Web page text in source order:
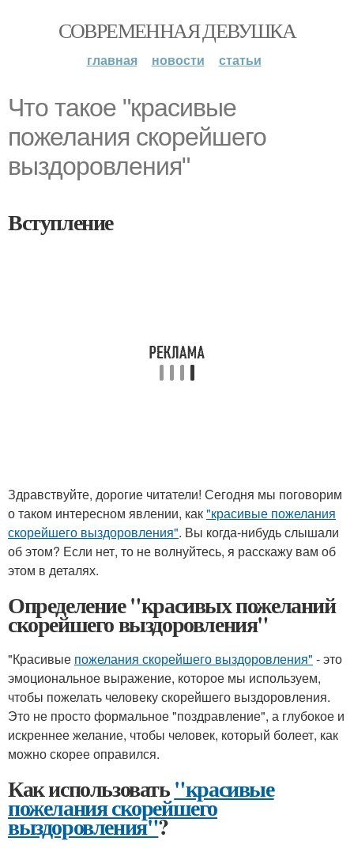
СОВРЕМЕННАЯ ДЕВУШКА
главная новости статьи
Что такое "красивые
пожелания скорейшего
выздоровления"
Вступление
Здравствуйте, дорогие читатели! Сегодня мы поговорим
о таком интересном явлении, как"красивые пожелания
скорейшего выздоровления". Вы когда-нибудь слышали
об этом? Если нет, то не волнуйтесь, я расскажу вам об
этом в деталях.
Определение "красивых пожеланий
скорейшего выздоровления"
"Красивые пожелания скорейшего выздоровления" - это
эмоциональное выражение, которое мы используем,
чтобы пожелать человеку скорейшего выздоровления.
Это не просто формальное "поздравление", а глубокое и
искреннее желание, чтобы человек, который болеет, как
можно скорее оправился.
Как использовать"красивые
пожелания скорейшего
выздоровления"?